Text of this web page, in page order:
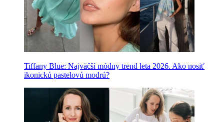
Tiffany Blue: Najväčší módny trend leta 2026. Ako nosiť
ikonickú pastelovú modrú?